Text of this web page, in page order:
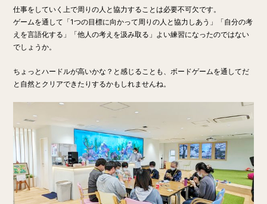
仕事をしていく上で周りの人と協力することは必要不可欠です。
ゲームを通して「1つの目標に向かって周りの人と協力しあう」「自分の考
えを言語化する」「他人の考えを汲み取る」よい練習になったのではない
でしょうか。
ちょっとハードルが高いかな？と感じることも、ボードゲームを通してだ
と自然とクリアできたりするかもしれませんね。